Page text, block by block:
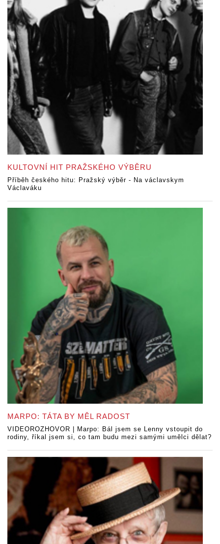
KULTOVNÍ HIT PRAŽSKÉHO VÝBĚRU
Příběh českého hitu: Pražský výběr - Na václavskym
Václaváku
MARPO: TÁTA BY MĚL RADOST
VIDEOROZHOVOR | Marpo: Bál jsem se Lenny vstoupit do
rodiny, říkal jsem si, co tam budu mezi samými umělci dělat?